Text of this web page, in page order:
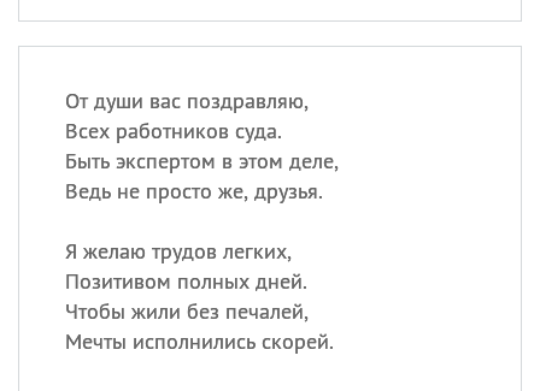
От души вас поздравляю,
Всех работников суда.
Быть экспертом в этом деле,
Ведь не просто же, друзья.
Я желаю трудов легких,
Позитивом полных дней.
Чтобы жили без печалей,
Мечты исполнились скорей.